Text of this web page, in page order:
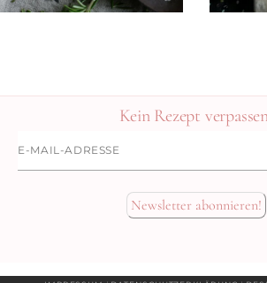
Kein Rezept
Mail-
Adresse
Newsletter abonnieren!